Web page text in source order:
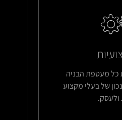
כל מעטפת הבניה
של בעלי מקצוע
ולעסק.